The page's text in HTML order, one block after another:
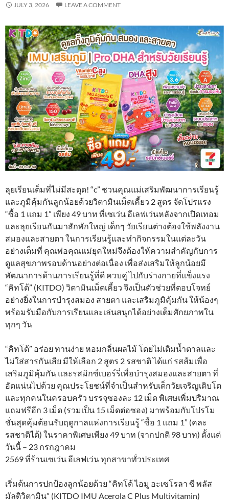
JULY 3, 2026 LEAVE A COMMENT
ลุยเรียนเต็มที่ไม่มีสะดุด! “c” ชวนคุณแม่เสริมพัฒนาการเรียนรู้
และภูมิคุ้มกันลูกน้อยด้วยวิตามินเม็ดเคี้ยว 2 สูตร จัดโปรแรง
“ซื้อ 1 แถม 1” เพียง 49 บาท ที่เซเว่น อีเลฟเว่นหลังจากเปิดเทอม
และลุยเรียนกันมาสักพักใหญ่ เด็กๆ วัยเรียนต่างต้องใช้พลังงาน
สมองและสายตา ในการเรียนรู้และทำกิจกรรมในแต่ละวัน
อย่างเต็มที่ คุณพ่อคุณแม่ยุคใหม่จึงต้องให้ความสำคัญกับการ
ดูแลสุขภาพรอบด้านอย่างต่อเนื่อง เพื่อส่งเสริมให้ลูกน้อยมี
พัฒนาการด้านการเรียนรู้ที่ดี ควบคู่ ไปกับร่างกายที่แข็งแรง
“คิทโด้” (KITDO) วิตามินเม็ดเคี้ยว จึงเป็นตัวช่วยที่ตอบโจทย์
อย่างยิ่งในการบำรุงสมอง สายตา และเสริมภูมิคุ้มกัน ให้น้องๆ
พร้อมรับมือกับการเรียนและเล่นสนุกได้อย่างเต็มศักยภาพใน
ทุกๆ วัน
“คิทโด้” อร่อย ทานง่าย หอมกลิ่นผลไม้ โดยไม่เติมน้ำตาลและ
ไม่ใส่สารกันเสีย มีให้เลือก 2 สูตร 2 รสชาติ ได้แก่ รสส้มเพื่อ
เสริมภูมิคุ้มกัน และรสมิกซ์เบอร์รี่เพื่อบำรุงสมองและสายตา ที่
อัดแน่นไปด้วย คุณประโยชน์ที่จำเป็นสำหรับเด็กวัยเจริญเติบโต
และทุกคนในครอบครัว บรรจุซองละ 12 เม็ด พิเศษเพิ่มปริมาณ
แถมฟรีอีก 3 เม็ด (รวมเป็น 15 เม็ดต่อซอง) มาพร้อมกับโปรโม
ชั่นสุดคุ้มต้อนรับฤดูกาลแห่งการเรียนรู้ “ซื้อ 1 แถม 1” (คละ
รสชาติได้) ในราคาพิเศษเพียง 49 บาท (จากปกติ 98 บาท) ตั้งแต่
วันนี้ – 23 กรกฎาคม
2569 ที่ร้านเซเว่น อีเลฟเว่น ทุกสาขาทั่วประเทศ
เริ่มต้นการปกป้องลูกน้อยด้วย “คิทโด้ ไอมู อะเซโรลา ซี พลัส
มัลติวิตามิน” (KITDO IMU Acerola C Plus Multivitamin)